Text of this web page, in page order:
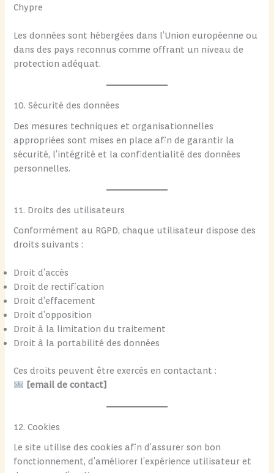
Chypre
Les données sont hébergées dans l’Union européenne ou
dans des pays reconnus comme offrant un niveau de
protection adéquat.
10. Sécurité des données
Des mesures techniques et organisationnelles
appropriées sont mises en place afin de garantir la
sécurité, l’intégrité et la confidentialité des données
personnelles.
11. Droits des utilisateurs
Conformément au RGPD, chaque utilisateur dispose des
droits suivants :
Droit d’accès
Droit de rectification
Droit d’effacement
Droit d’opposition
Droit à la limitation du traitement
Droit à la portabilité des données
Ces droits peuvent être exercés en contactant :
[email de contact]
12. Cookies
Le site utilise des cookies afin d’assurer son bon
fonctionnement, d’améliorer l’expérience utilisateur et